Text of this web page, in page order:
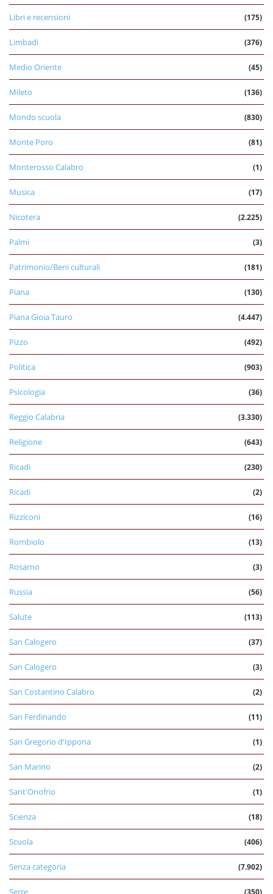
Libri e recensioni (175)
Limbadi (376)
Medio Oriente (45)
Mileto (136)
Mondo scuola (830)
Monte Poro (81)
Monterosso Calabro (1)
Musica (17)
Nicotera (2.225)
Palmi (3)
Patrimonio/Beni culturali (181)
Piana (130)
Piana Gioia Tauro (4.447)
Pizzo (492)
Politica (903)
Psicologia (36)
Reggio Calabria (3.330)
Religione (643)
Ricadi (230)
Ricadi (2)
Rizziconi (16)
Rombiolo (13)
Rosarno (3)
Russia (56)
Salute (113)
San Calogero (37)
San Calogero (3)
San Costantino Calabro (2)
San Ferdinando (11)
San Gregorio d'Ippona (1)
San Marino (2)
Sant'Onofrio (1)
Scienza (18)
Scuola (406)
Senza categoria (7.902)
Serre